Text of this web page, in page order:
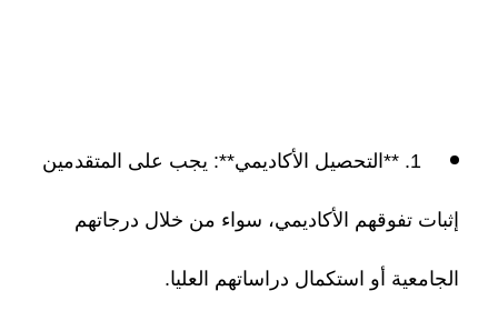
1. **التحصيل الأكاديمي**: يجب على المتقدمين
إثبات تفوقهم الأكاديمي، سواء من خلال درجاتهم
الجامعية أو استكمال دراساتهم العليا.